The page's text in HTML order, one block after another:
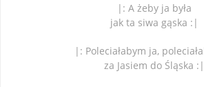
|: A żeby ja była
jak ta siwa gąska :|
|: Poleciałabym ja,
za Jasiem do Śląska :|